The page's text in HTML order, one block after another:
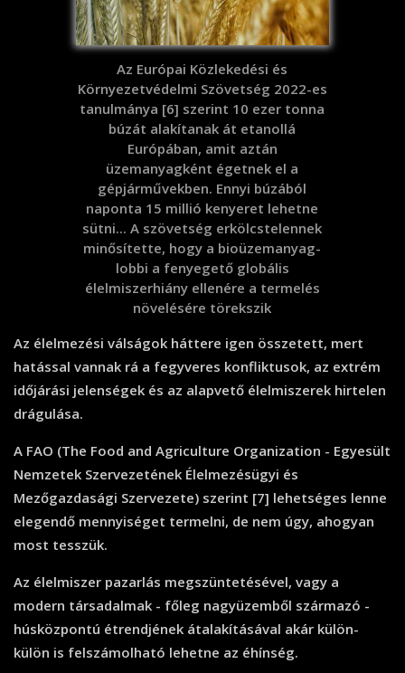
Az Európai Közlekedési és
Környezetvédelmi Szövetség 2022-es
tanulmánya [6] szerint 10 ezer tonna
búzát alakítanak át etanollá
Európában, amit aztán
üzemanyagként égetnek el a
gépjárművekben. Ennyi búzából
naponta 15 millió kenyeret lehetne
sütni... A szövetség erkölcstelennek
minősítette, hogy a bioüzemanyag-
lobbi a fenyegető globális
élelmiszerhiány ellenére a termelés
növelésére törekszik
Az élelmezési válságok háttere igen összetett, mert
hatással vannak rá a fegyveres konfliktusok, az extrém
időjárási jelenségek és az alapvető élelmiszerek hirtelen
drágulása.
A FAO (The Food and Agriculture Organization - Egyesült
Nemzetek Szervezetének Élelmezésügyi és
Mezőgazdasági Szervezete) szerint [7] lehetséges lenne
elegendő mennyiséget termelni, de nem úgy, ahogyan
most tesszük.
Az élelmiszer pazarlás megszüntetésével, vagy a
modern társadalmak - főleg nagyüzemből származó -
húsközpontú étrendjének átalakításával akár külön-
külön is felszámolható lehetne az éhínség.